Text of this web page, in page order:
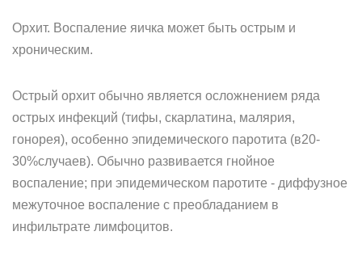
Орхит. Воспаление яичка может быть острым и
хроническим.
Острый орхит обычно является осложнением ряда
острых инфекций (тифы, скарлатина, малярия,
гонорея), особенно эпидемического паротита (в20-
30%случаев). Обычно развивается гнойное
воспаление; при эпидемическом паротите - диффузное
межуточное воспаление с преобладанием в
инфильтрате лимфоцитов.